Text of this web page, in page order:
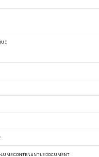
CONTENANT LE DOCUMENT